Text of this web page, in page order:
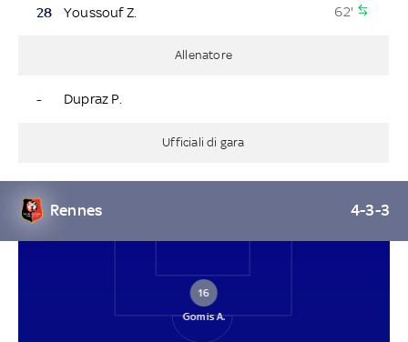
28 Youssouf Z. 62'
Allenatore
- Dupraz P.
Ufficiali di gara
Rennes 4-3-3
16
Gomis A.